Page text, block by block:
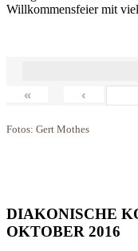
Willkommensfeier mit
« ‹
Fotos: Gert Mothes
DIAKONISCHE
OKTOBER 2016